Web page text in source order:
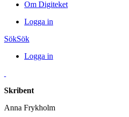
Om Digiteket
Logga in
SökSök
Logga in
Skribent
Anna Frykholm